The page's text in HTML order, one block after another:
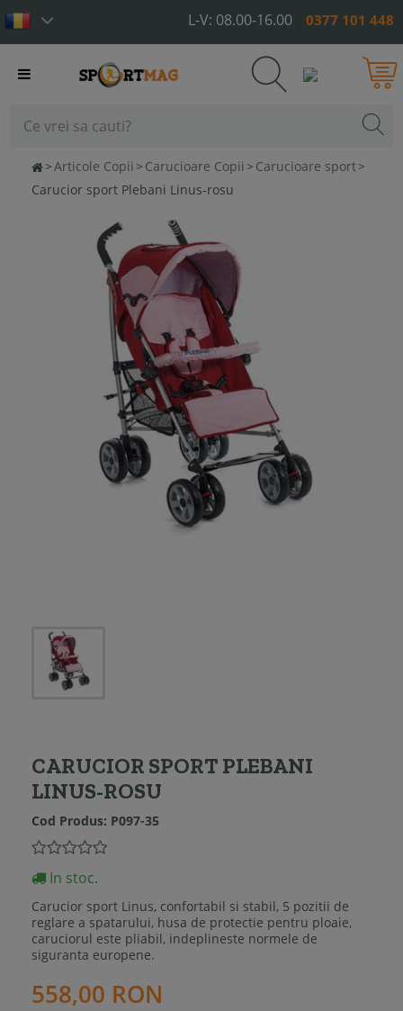
L-V: 08.00-16.00 0377 101 448
Toggle
>Articole Copii > Carucioare Copii > Carucioare sport>
Carucior sport Plebani Linus-rosu
CARUCIOR SPORT PLEBANI
LINUS-ROSU
Cod Produs: P097-35
In stoc.
Carucior sport Linus, confortabil si stabil, 5 pozitii de
reglare a spatarului, husa de protectie pentru ploaie,
caruciorul este pliabil, indeplineste normele de
siguranta europene.
558,00 RON